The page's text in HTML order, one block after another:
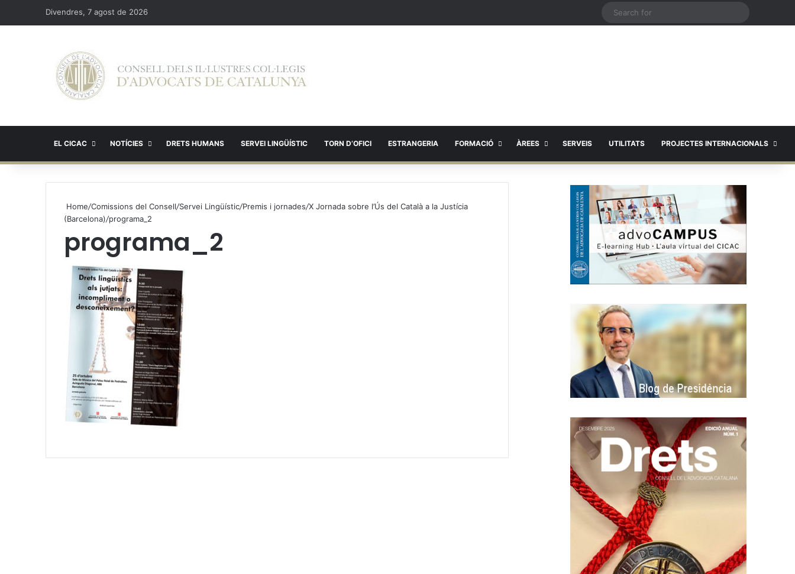
Divendres, 7 agost de 2026
EL CICAC NOTÍCIES DRETS HUMANS SERVEI LINGÜÍSTIC TORN D’OFICI ESTRANGERIA FORMACIÓ ÀREES SERVEIS UTILITATS PROJECTES INTERNACIONALS
Home/Comissions del Consell/Servei Lingüístic/Premis i jornades/X Jornada sobre l’Ús del Català a la Justícia
(Barcelona)/programa_2
programa_2